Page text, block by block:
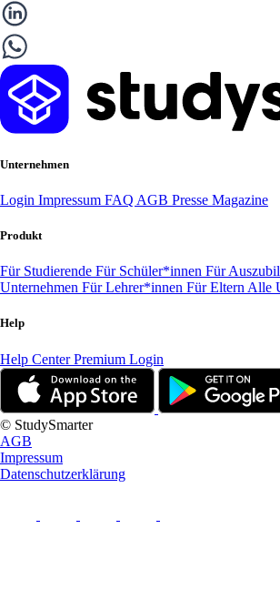
Unternehmen
Login Impressum FAQ AGB Presse Magazine
Produkt
Für Studierende Für Schüler*innen Für
Unternehmen Für Lehrer*innen Für Eltern Alle
Help
Help CenterPremium Login
© StudySmarter
AGB
Impressum
Datenschutzerklärung